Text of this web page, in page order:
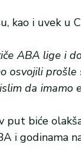
kao i uvek u
ABA lige i
osvojili
da imamo
put biće
i godinama